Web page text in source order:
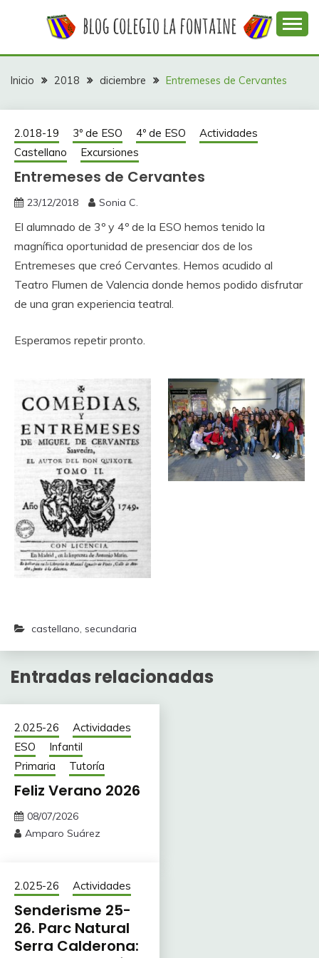
COLEGIO LA
FONTAINE
colegio La Fontaine
Inicio 2018 diciembre Entremeses de Cervantes
2.018-19 3º de ESO 4º de ESO
Actividades
Castellano
Excursiones
Entremeses de Cervantes
23/12/2018 Sonia C.
El alumnado de 3º y 4º de la ESO hemos tenido la
magnífica oportunidad de presenciar dos de los
Entremeses que creó Cervantes. Hemos acudido al
Teatro Flumen de Valencia donde hemos podido disfrutar
de una gran experiencia teatral.
Esperamos repetir pronto.
castellano secundaria
Entradas relacionadas
2.025-26
Actividades
ESO
Infantil
Primaria
Tutoría
Feliz Verano 2026
08/07/2026
Amparo Suárez
2.025-26 Actividades
Senderisme 25-
26. Parc Natural
Serra Calderona: